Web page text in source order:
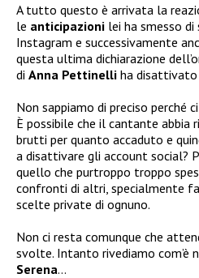
A tutto questo è arrivata la
le anticipazioni lei ha smesso
Instagram e successivamente
questa ultima dichiarazione
di Anna Pettinelli ha disattivato
Non sappiamo di preciso perché
È possibile che il cantante abbia
brutti per quanto accaduto e
a disattivare gli account social?
quello che purtroppo troppo
confronti di altri, specialmente
scelte private di ognuno.
Non ci resta comunque che
svolte. Intanto rivediamo com’è
Serena…